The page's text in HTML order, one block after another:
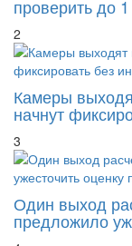
2
Камеры
начнут
3
Один выход
предложило
4